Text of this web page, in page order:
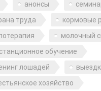
анонсы
труда
кормовые
молочный
обучение
лошадей
хозяйство